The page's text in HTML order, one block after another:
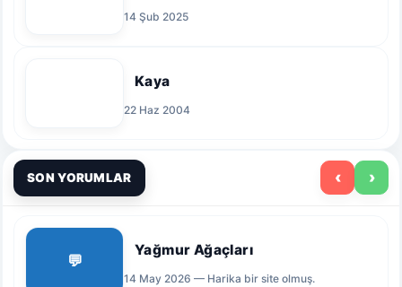
14 Şub 2025
Kaya
22 Haz 2004
SON YORUMLAR ‹ ›
💬
Yağmur Ağaçları
14 May 2026 — Harika bir site olmuş.